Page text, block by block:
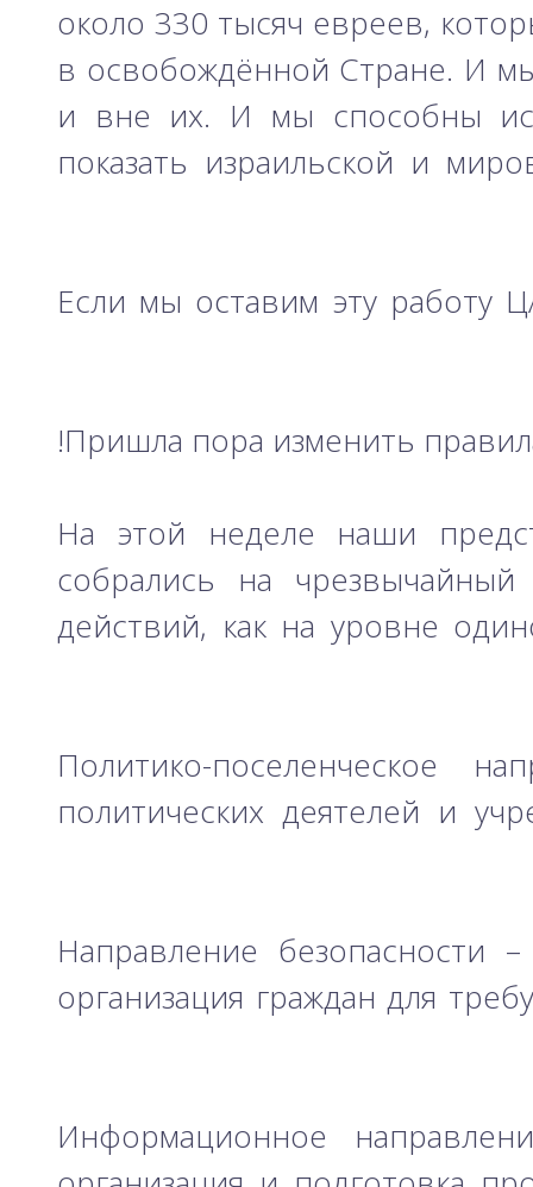
около 330 тысяч евреев,
в освобождённой Стране. И
и вне их. И мы способны
показать израильской и
Если мы оставим эту
Пришла пора изменить
На этой неделе наши
собрались на
действий, как на уровне
Политико-поселенческое
политических деятелей и
Направление безопасности
организация граждан для
Информационное